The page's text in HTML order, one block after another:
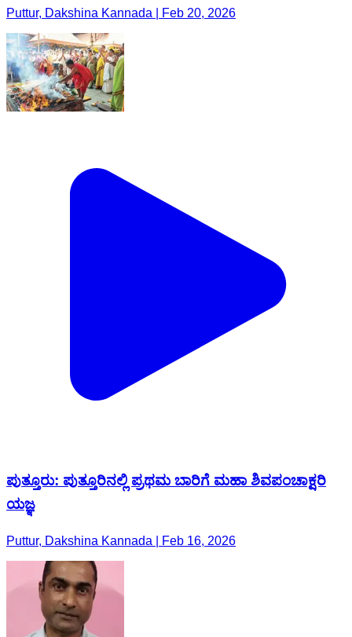
Puttur, Dakshina Kannada | Feb 20, 2026
ಪುತ್ತೂರು: ಪುತ್ತೂರಿನಲ್ಲಿ ಪ್ರಥಮ ಬಾರಿಗೆ ಮಹಾ ಶಿವಪಂಚಾಕ್ಷರಿ
ಯಜ್ಞ
Puttur, Dakshina Kannada | Feb 16, 2026